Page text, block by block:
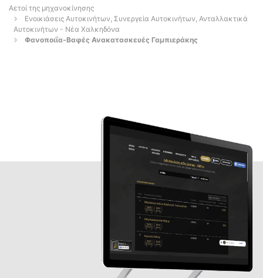
Αετοί της μηχανοκίνησης
Ενοικιάσεις Αυτοκινήτων, Συνεργεία Αυτοκινήτων, Ανταλλακτικά
Αυτοκινήτων - Νέα Χαλκηδόνα
Φανοποιΐα-Βαφές Ανακατασκευές Γαμπιεράκης